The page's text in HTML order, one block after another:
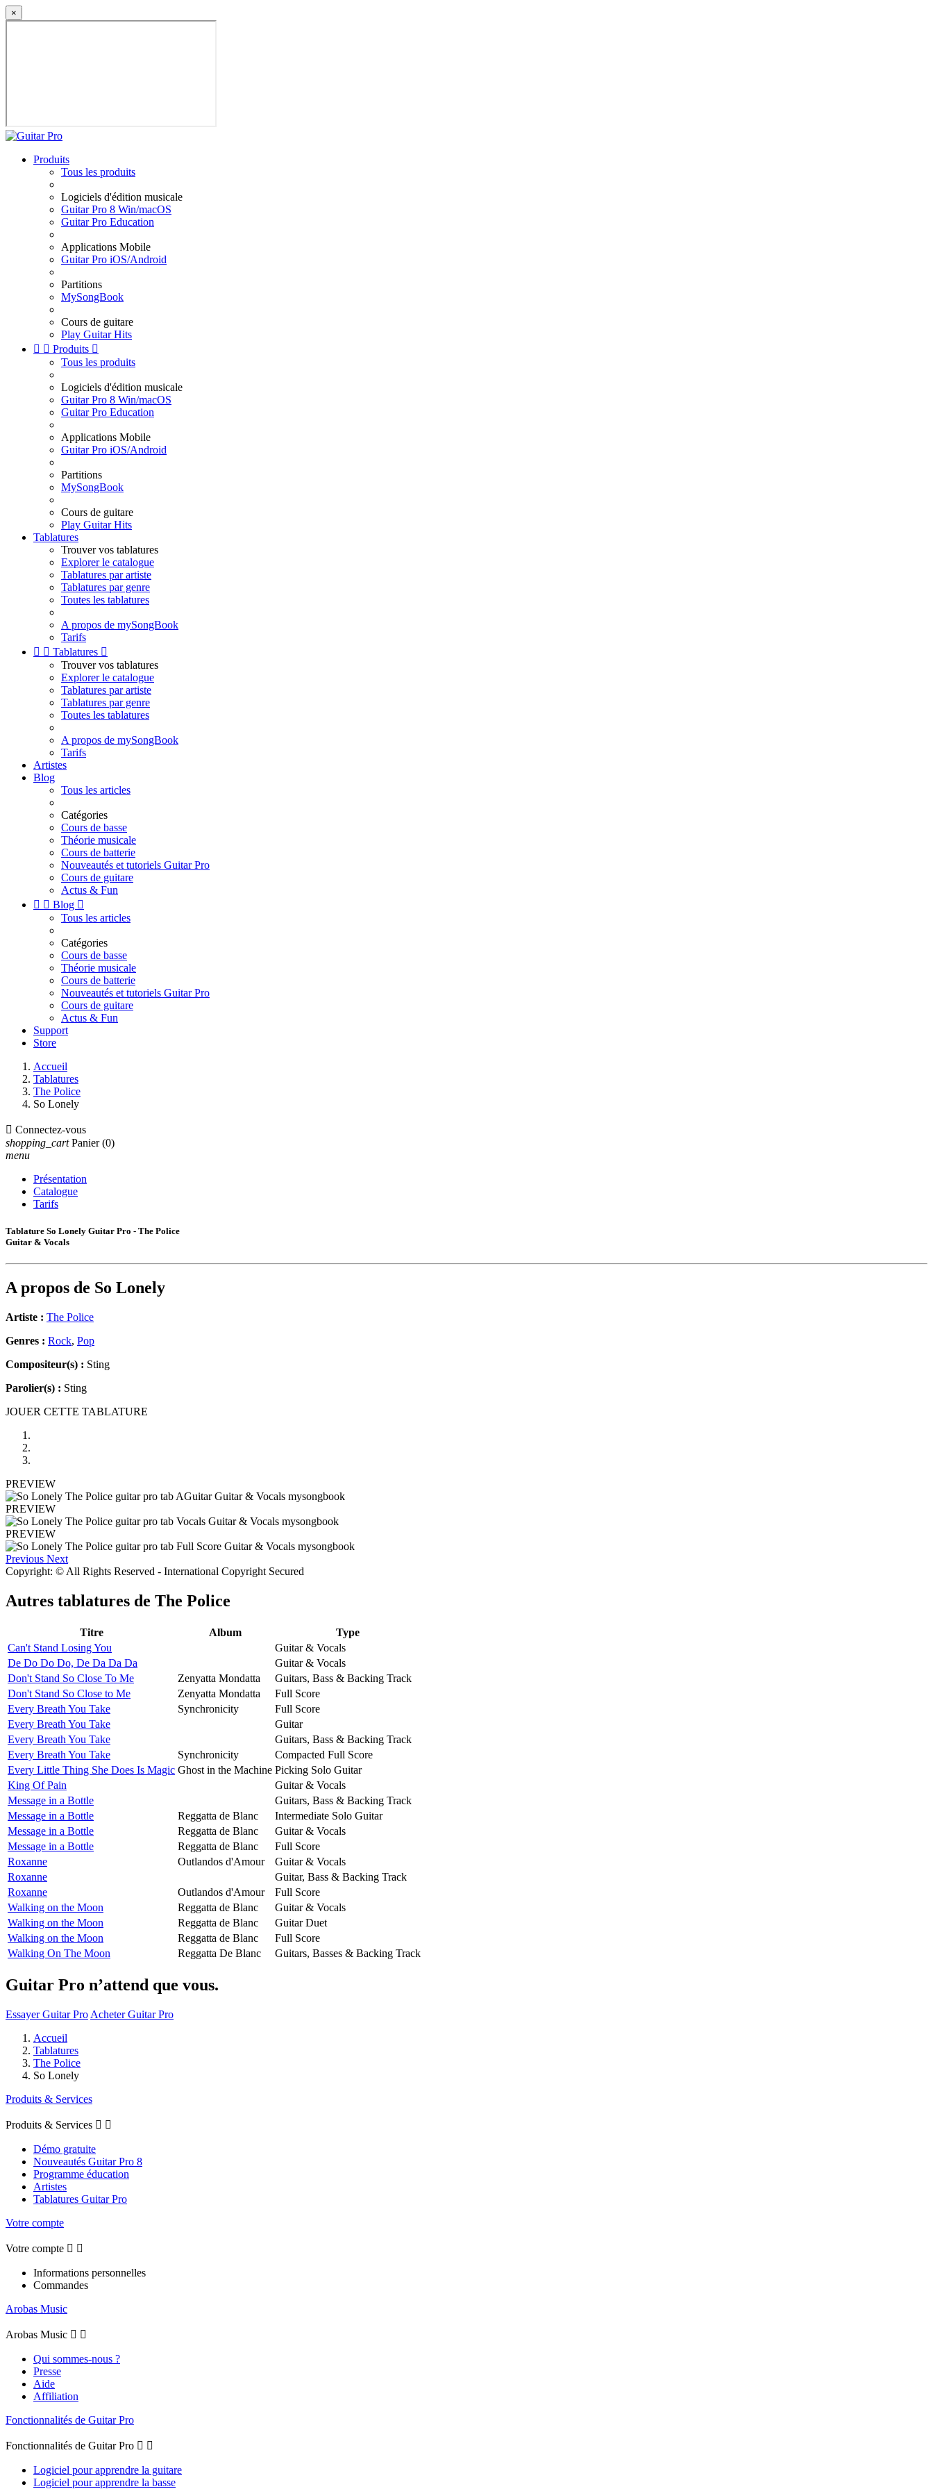
×
Produits
Tous les produits
Logiciels d'édition musicale
Guitar Pro 8 Win/macOS
Guitar Pro Education
Applications Mobile
Guitar Pro iOS/Android
Partitions
MySongBook
Cours de guitare
Play Guitar Hits
  Produits 
Tous les produits
Logiciels d'édition musicale
Guitar Pro 8 Win/macOS
Guitar Pro Education
Applications Mobile
Guitar Pro iOS/Android
Partitions
MySongBook
Cours de guitare
Play Guitar Hits
Tablatures
Trouver vos tablatures
Explorer le catalogue
Tablatures par artiste
Tablatures par genre
Toutes les tablatures
A propos de mySongBook
Tarifs
  Tablatures 
Trouver vos tablatures
Explorer le catalogue
Tablatures par artiste
Tablatures par genre
Toutes les tablatures
A propos de mySongBook
Tarifs
Artistes
Blog
Tous les articles
Catégories
Cours de basse
Théorie musicale
Cours de batterie
Nouveautés et tutoriels Guitar Pro
Cours de guitare
Actus & Fun
  Blog 
Tous les articles
Catégories
Cours de basse
Théorie musicale
Cours de batterie
Nouveautés et tutoriels Guitar Pro
Cours de guitare
Actus & Fun
Support
Store
Accueil
Tablatures
The Police
So Lonely
 Connectez-vous
shopping_cart Panier (0)
menu
Présentation
Catalogue
Tarifs
Tablature So Lonely Guitar Pro - The Police
Guitar & Vocals
A propos de So Lonely
Artiste : The Police
Genres : Rock, Pop
Compositeur(s) : Sting
Parolier(s) : Sting
JOUER CETTE TABLATURE
PREVIEW
PREVIEW
PREVIEW
Previous Next
Copyright: © All Rights Reserved - International Copyright Secured
Autres tablatures de The Police
Titre Album
Type
Can't Stand Losing You
Guitar & Vocals
De Do Do Do, De Da Da Da
Guitar & Vocals
Don't Stand So Close To Me
Zenyatta Mondatta
Guitars, Bass & Backing Track
Don't Stand So Close to Me
Zenyatta Mondatta
Full Score
Every Breath You Take
Synchronicity
Full Score
Every Breath You Take
Guitar
Every Breath You Take
Guitars, Bass & Backing Track
Every Breath You Take
Synchronicity
Compacted Full Score
Every Little Thing She Does Is Magic Ghost in the Machine Picking Solo Guitar
King Of Pain
Guitar & Vocals
Message in a Bottle
Guitars, Bass & Backing Track
Message in a Bottle
Reggatta de Blanc
Intermediate Solo Guitar
Message in a Bottle
Reggatta de Blanc
Guitar & Vocals
Message in a Bottle
Reggatta de Blanc
Full Score
Roxanne
Outlandos d'Amour
Guitar & Vocals
Roxanne
Guitar, Bass & Backing Track
Roxanne
Outlandos d'Amour
Full Score
Walking on the Moon
Reggatta de Blanc
Guitar & Vocals
Walking on the Moon
Reggatta de Blanc
Guitar Duet
Walking on the Moon
Reggatta de Blanc
Full Score
Walking On The Moon
Reggatta De Blanc Guitars, Basses & Backing Track
Guitar Pro n’attend que vous.
Essayer Guitar Pro Acheter Guitar Pro
Accueil
Tablatures
The Police
So Lonely
Produits & Services
Produits & Services  
Démo gratuite
Nouveautés Guitar Pro 8
Programme éducation
Artistes
Tablatures Guitar Pro
Votre compte
Votre compte  
Informations personnelles
Commandes
Arobas Music
Arobas Music  
Qui sommes-nous ?
Presse
Aide
Affiliation
Fonctionnalités de Guitar Pro
Fonctionnalités de Guitar Pro  
Logiciel pour apprendre la guitare
Logiciel pour apprendre la basse